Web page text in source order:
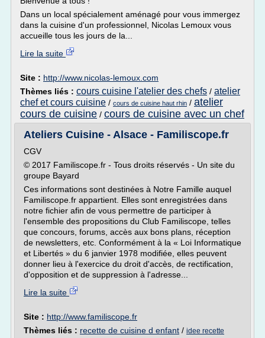
Dans un local spécialement aménagé pour vous immergez
dans la cuisine d'un professionnel, Nicolas Lemoux vous
accueille tous les jours de la...
Lire la suite
Site : http://www.nicolas-lemoux.com
Thèmes liés : cours cuisine l'atelier des chefs / atelier
chef et cours cuisine / cours de cuisine haut rhin / atelier
cours de cuisine / cours de cuisine avec un chef
Ateliers Cuisine - Alsace - Familiscope.fr
CGV
© 2017 Familiscope.fr - Tous droits réservés - Un site du
groupe Bayard
Ces informations sont destinées à Notre Famille auquel
Familiscope.fr appartient. Elles sont enregistrées dans
notre fichier afin de vous permettre de participer à
l'ensemble des propositions du Club Familiscope, telles
que concours, forums, accès aux bons plans, réception
de newsletters, etc. Conformément à la « Loi Informatique
et Libertés » du 6 janvier 1978 modifiée, elles peuvent
donner lieu à l'exercice du droit d'accès, de rectification,
d'opposition et de suppression à l'adresse...
Lire la suite
Site : http://www.familiscope.fr
Thèmes liés : recette de cuisine d enfant / idee recette